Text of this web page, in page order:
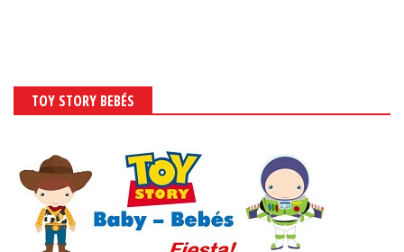
TOY STORY BEBÉS